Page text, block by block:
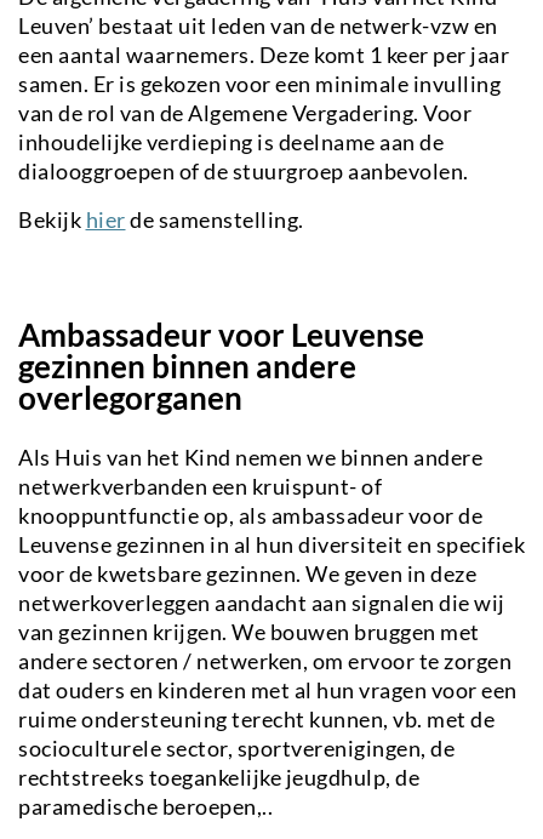
Leuven’ bestaat uit leden van de netwerk-vzw en
een aantal waarnemers. Deze komt 1 keer per jaar
samen. Er is gekozen voor een minimale invulling
van de rol van de Algemene Vergadering. Voor
inhoudelijke verdieping is deelname aan de
dialooggroepen of de stuurgroep aanbevolen.
Bekijk hierde samenstelling.
Ambassadeur voor Leuvense
gezinnen binnen andere
overlegorganen
Als Huis van het Kind nemen we binnen andere
netwerkverbanden een kruispunt- of
knooppuntfunctie op, als ambassadeur voor de
Leuvense gezinnen in al hun diversiteit en specifiek
voor de kwetsbare gezinnen. We geven in deze
netwerkoverleggen aandacht aan signalen die wij
van gezinnen krijgen. We bouwen bruggen met
andere sectoren / netwerken, om ervoor te zorgen
dat ouders en kinderen met al hun vragen voor een
ruime ondersteuning terecht kunnen, vb. met de
socioculturele sector, sportverenigingen, de
rechtstreeks toegankelijke jeugdhulp, de
paramedische beroepen,..